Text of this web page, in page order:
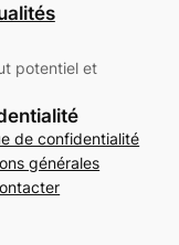
potentiel et
de confidentialité
générales